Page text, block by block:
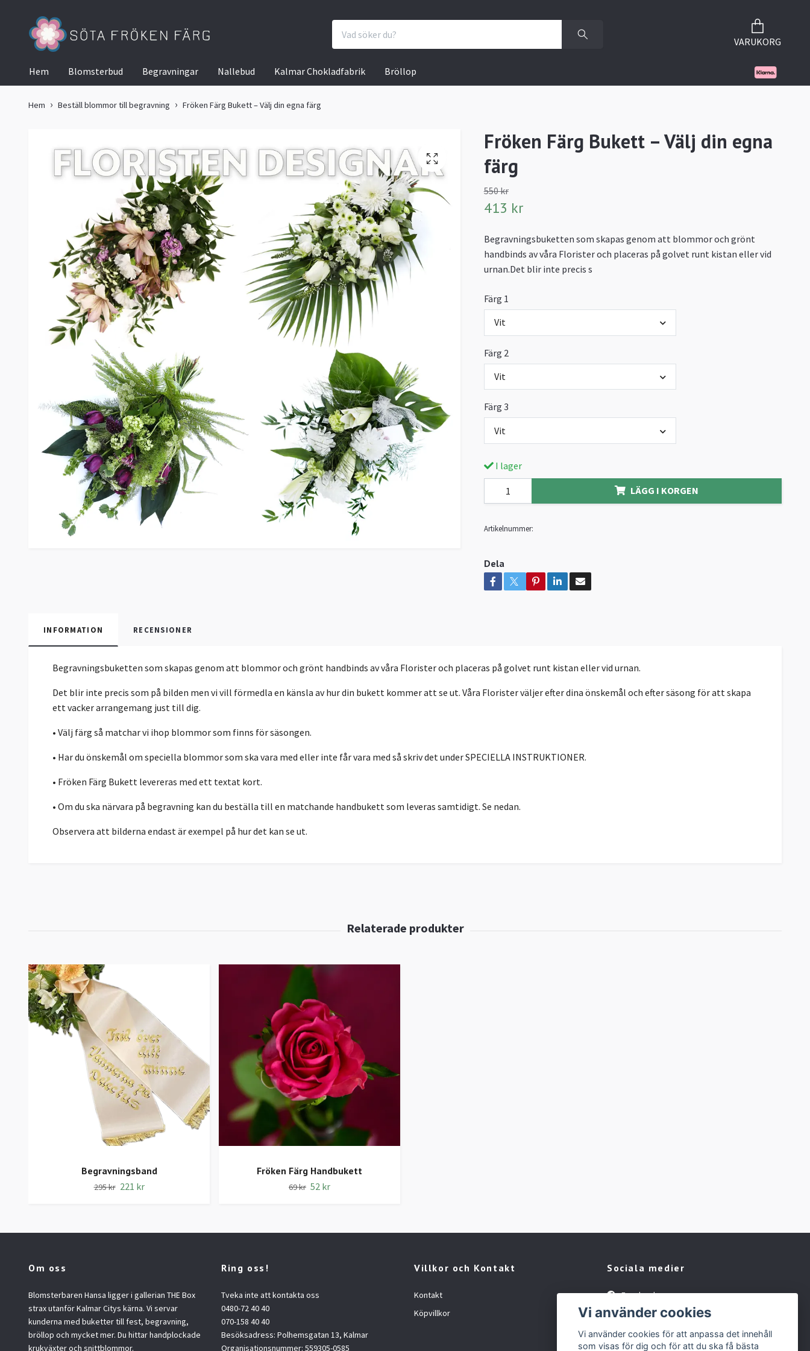
VARUKORG
Hem Blomsterbud Begravningar Nallebud Kalmar Chokladfabrik Bröllop
Hem Beställ blommor till begravning Fröken Färg Bukett – Välj din egna färg
Fröken Färg Bukett – Välj din egna
färg
550 kr
413 kr
Begravningsbuketten som skapas genom att blommor och grönt
handbinds av våra Florister och placeras på golvet runt kistan eller vid
urnan.Det blir inte precis s
Färg 1
Vit
Färg 2
Vit
Färg 3
Vit
I lager
LÄGG I KORGEN
Artikelnummer:
Dela
INFORMATION RECENSIONER
Begravningsbuketten som skapas genom att blommor och grönt handbinds av våra Florister och placeras på golvet runt kistan eller vid urnan.
Det blir inte precis som på bilden men vi vill förmedla en känsla av hur din bukett kommer att se ut. Våra Florister väljer efter dina önskemål och efter säsong för att skapa
ett vacker arrangemang just till dig.
• Välj färg så matchar vi ihop blommor som finns för säsongen.
• Har du önskemål om speciella blommor som ska vara med eller inte får vara med så skriv det under SPECIELLA INSTRUKTIONER.
• Fröken Färg Bukett levereras med ett textat kort.
• Om du ska närvara på begravning kan du beställa till en matchande handbukett som leveras samtidigt. Se nedan.
Observera att bilderna endast är exempel på hur det kan se ut.
Begravningsband
295 kr 221 kr
Fröken Färg Handbukett
69 kr 52 kr
Om oss
Blomsterbaren Hansa ligger i gallerian THE Box
strax utanför Kalmar Citys kärna. Vi servar
kunderna med buketter till fest, begravning,
bröllop och mycket mer. Du hittar handplockade
krukväxter och snittblommor.
Ring oss!
Tveka inte att kontakta oss
0480-72 40 40
070-158 40 40
Besöksadress: Polhemsgatan 13, Kalmar
Organisationsnummer: 559305-0585
Villkor och Kontakt
Kontakt
Köpvillkor
Sociala medier
Facebook
Instagram
Vi använder cookies
Vi använder cookies för att anpassa det innehåll
som visas för dig och för att du ska få bästa